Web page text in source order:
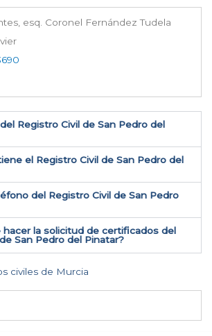
esq. Coronel Fernández Tudela
Registro Civil de San Pedro del
el Registro Civil de San Pedro del
del Registro Civil de San Pedro
hacer la solicitud de certificados del
San Pedro del Pinatar​?
civiles de Murcia